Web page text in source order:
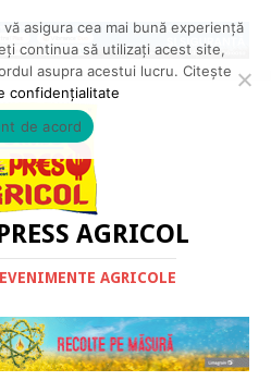
AGRICOL
AGRICOLE
asigura cea mai bună experiență
continua să utilizați acest site,
asupra acestui lucru. Citește
confidențialitate
de acord